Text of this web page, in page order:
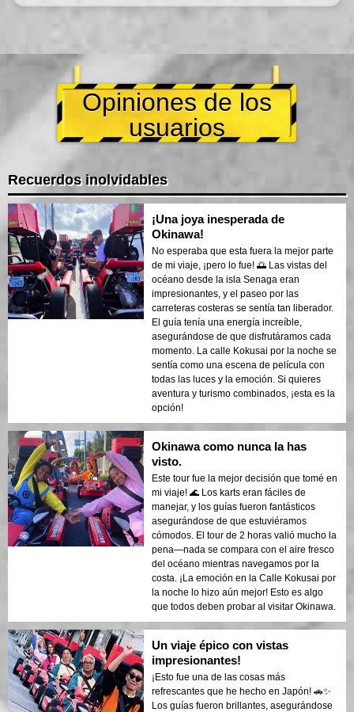
Opiniones de los
usuarios
Recuerdos inolvidables
¡Una joya inesperada de
Okinawa!
No esperaba que esta fuera la mejor parte
de mi viaje, ¡pero lo fue! 🌅 Las vistas del
océano desde la isla Senaga eran
impresionantes, y el paseo por las
carreteras costeras se sentía tan liberador.
El guía tenía una energía increíble,
asegurándose de que disfrutáramos cada
momento. La calle Kokusai por la noche se
sentía como una escena de película con
todas las luces y la emoción. Si quieres
aventura y turismo combinados, ¡esta es la
opción!
Okinawa como nunca la has
visto.
Este tour fue la mejor decisión que tomé en
mi viaje! 🌊 Los karts eran fáciles de
manejar, y los guías fueron fantásticos
asegurándose de que estuviéramos
cómodos. El tour de 2 horas valió mucho la
pena—nada se compara con el aire fresco
del océano mientras navegamos por la
costa. ¡La emoción en la Calle Kokusai por
la noche lo hizo aún mejor! Esto es algo
que todos deben probar al visitar Okinawa.
Un viaje épico con vistas
impresionantes!
¡Esto fue una de las cosas más
refrescantes que he hecho en Japón! 🚗✨
Los guías fueron brillantes, asegurándose